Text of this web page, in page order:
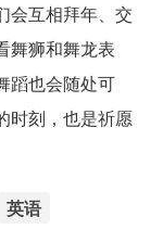
会互相拜年、交
舞狮和舞龙表
蹈也会随处可
时刻，也是祈愿
英语